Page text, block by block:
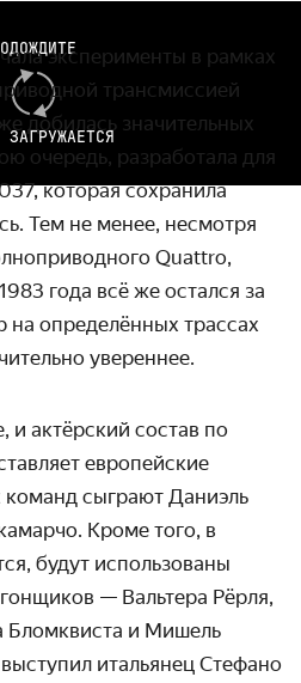
ЗАГРУЖАЕТСЯ
эксперименты в рамках
трансмиссией
добилась значительных
очередь, разработала для
которая сохранила
Тем не менее, несмотря
Quattro,
года всё же остался за
на определённых трассах
увереннее.
и актёрский состав по
европейские
команд сыграют Даниэль
Кроме того, в
будут использованы
— Вальтера Рёрля,
Бломквиста и Мишель
итальянец Стефано